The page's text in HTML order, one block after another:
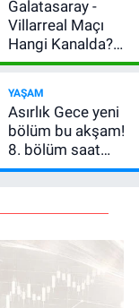
Galatasaray -
Villarreal Maçı
Hangi Kanalda?
Hazırlık Maçı Ne
Kaçta, Nereden
İzlenir?
YAŞAM
Asırlık Gece yeni
bölüm bu akşam!
8. bölüm saat
kaçta, TRT 1 canlı